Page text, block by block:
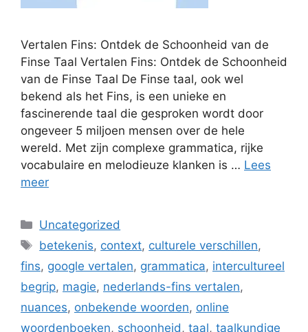
Vertalen Fins: Ontdek de Schoonheid van de
Finse Taal Vertalen Fins: Ontdek de Schoonheid
van de Finse Taal De Finse taal, ook wel
bekend als het Fins, is een unieke en
fascinerende taal die gesproken wordt door
ongeveer 5 miljoen mensen over de hele
wereld. Met zijn complexe grammatica, rijke
vocabulaire en melodieuze klanken is … Lees
meer
Categorieën
Uncategorized
Tags
betekenis, context, culturele verschillen,
fins, google vertalen, grammatica, intercultureel
begrip, magie, nederlands-fins vertalen,
nuances, onbekende woorden, online
woordenboeken, schoonheid , taal, taalkundige